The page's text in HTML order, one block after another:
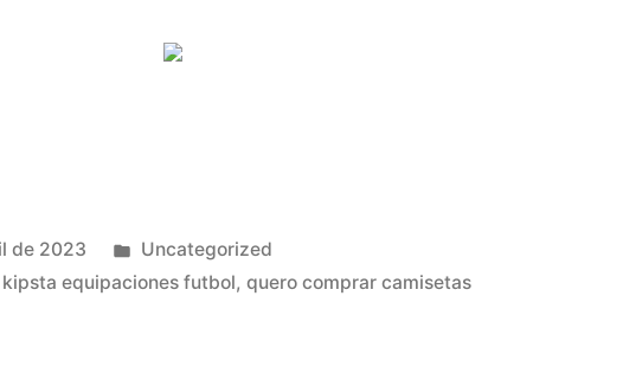
de 2023
Publicado
en
Uncategorized
kipsta equipaciones futbol,quero comprar camisetas